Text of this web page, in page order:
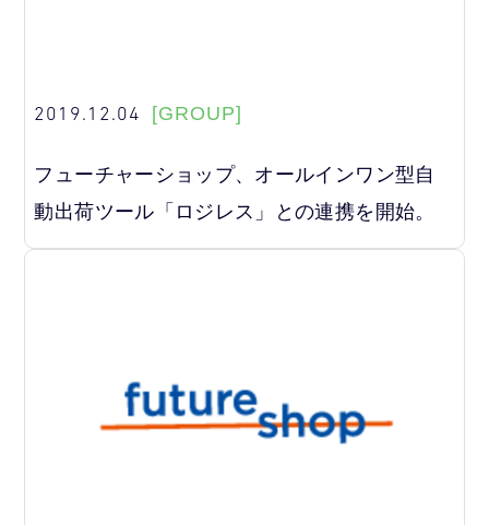
2019.12.04 [GROUP]
フューチャーショップ、オールインワン型自
動出荷ツール「ロジレス」との連携を開始。